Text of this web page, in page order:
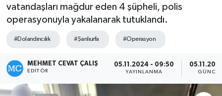
vatandaşları mağdur eden 4 şüpheli, polis
operasyonuyla yakalanarak tutuklandı.
#Dolandırıcılık #Şanlıurfa #Operasyon
MEHMET CEVAT ÇALIŞ
EDITÖR
05.11.2024 - 09:50
YAYINLANMA
Yazarlar
Bölge
Süper Lig Puan Durumu ve Fikstür